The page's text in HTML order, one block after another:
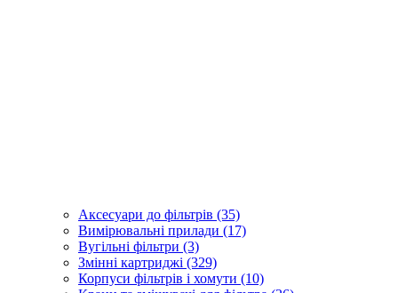
Аксесуари до фільтрів (35)
Вимірювальні прилади (17)
Вугільні фільтри (3)
Змінні картриджі (329)
Корпуси фільтрів і хомути (10)